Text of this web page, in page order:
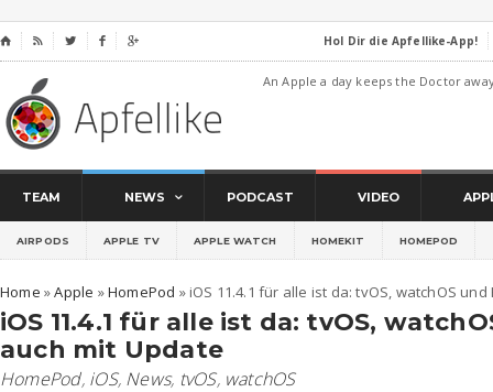
⌂     Hol Dir die Apfellike-App!
An Apple a day keeps the Doctor
TEAM NEWS PODCAST VIDEO
AIRPODS APPLE TV APPLE WATCH HOMEKIT HOMEPOD
Home »Apple »HomePod » iOS 11.4.1 für alle ist da: tvOS, watchOS
iOS 11.4.1 für alle ist da: tvOS,
auch mit Update
HomePod, iOS, News, tvOS, watchOS